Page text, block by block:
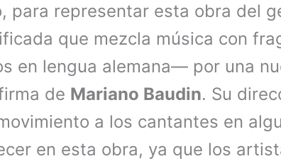
para representar esta obra del
que mezcla música con
en lengua alemana— por una
de Mariano Baudin. Su
a los cantantes en
en esta obra, ya que los